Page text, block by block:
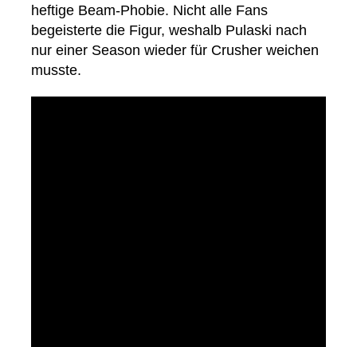
heftige Beam-Phobie. Nicht alle Fans
begeisterte die Figur, weshalb Pulaski nach
nur einer Season wieder für Crusher weichen
musste.